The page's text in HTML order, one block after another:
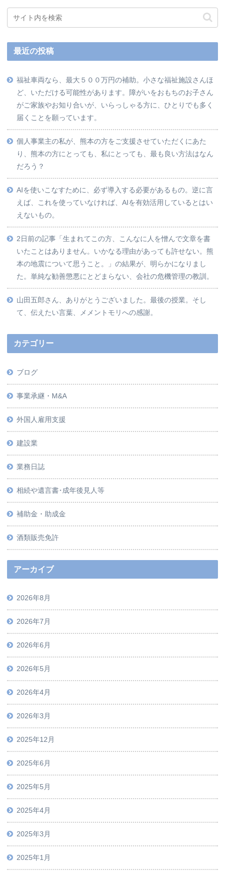
最近の投稿
福祉車両なら、最大５００万円の補助。小さな福祉施設さんほ
ど、いただける可能性があります。障がいをおもちのお子さん
がご家族やお知り合いが、いらっしゃる方に、ひとりでも多く
届くことを願っています。
個人事業主の私が、熊本の方をご支援させていただくにあた
り、熊本の方にとっても、私にとっても、最も良い方法はなん
だろう？
AIを使いこなすために、必ず導入する必要があるもの。逆に言
えば、これを使っていなければ、AIを有効活用しているとはい
えないもの。
2日前の記事「生まれてこの方、こんなに人を憎んで文章を書
いたことはありません。いかなる理由があっても許せない。熊
本の地震について思うこと。」の結果が、明らかになりまし
た。単純な勧善懲悪にとどまらない、会社の危機管理の教訓。
山田五郎さん、ありがとうございました。最後の授業。そし
て、伝えたい言葉、メメントモリへの感謝。
カテゴリー
ブログ
事業承継・M&A
外国人雇用支援
建設業
業務日誌
相続や遺言書･成年後見人等
補助金・助成金
酒類販売免許
アーカイブ
2026年8月
2026年7月
2026年6月
2026年5月
2026年4月
2026年3月
2025年12月
2025年6月
2025年5月
2025年4月
2025年3月
2025年1月